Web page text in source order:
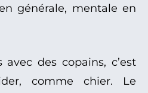
générale, mentale en
des copains, c’est
comme chier. Le